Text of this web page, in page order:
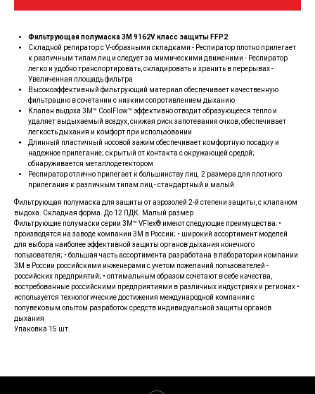
Фильтрующая полумаска 3М 9162V класс защиты FFP2
Складной репиратор с V-образными складками - Респиратор плотно прилегает
к различным типам лиц и следует за мимическими движеними - Респиратор
легко и удобно транспортировать, складировать и хранить в перерывах -
Увеличенная площадь фильтра
Высокоэффективный фильтрующий материал обеспечивает качественную
фильтрацию в сочетании с низким сопротивлением дыханию
Клапан выдоха 3M™ CoolFlow™ эффективно отводит образующееся тепло и
удаляет выдыхаемый воздух, снижая риск запотевания очков, обеспечивает
легкость дыхания и комфорт при использовании
Длинный пластичный носовой зажим обеспечивает комфортную посадку и
надежное прилегание; скрытый от контакта с окружающей средой;
обнаруживается металлодетектором
Респиратор отлично прилегает к большинству лиц. 2 размера для плотного
прилегания к различным типам лиц - стандартный и малый
Фильтрующая полумаска для защиты от аэрозолей 2-й степени защиты, с клапаном
выдоха. Складная форма. До 12 ПДК. Малый размер
Фильтрующие полумаски серии 3M™ VFlex® имеют следующие преимущества: •
производятся на заводе компании 3М в России; • широкий ассортимент моделей
для выбора наиболее эффективной защиты органов дыхания конечного
пользователя; • большая часть ассортимента разработана в лаборатории компании
3М в России российскими инженерами с учетом пожеланий пользователей -
российских предприятий; • оптимальным образом сочетают в себе качества,
востребованные российскими предприятиями в различных индустриях и регионах •
используется технологические достижения международной компании с
полувековым опытом разработок средств индивидуальной защиты органов
дыхания
Упаковка 15 шт.